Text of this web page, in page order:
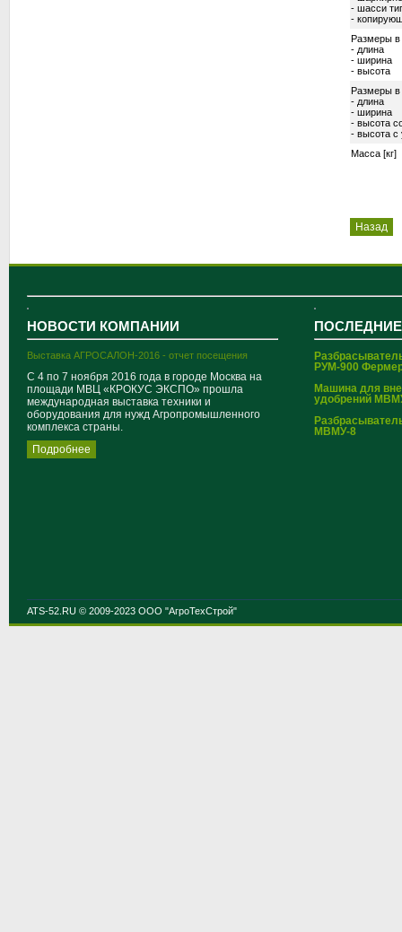
- шасси
-
Размеры в
- длина
- ширина
- высота
Размеры в
- длина
- ширина
- высота
- высота с
Масса [кг]
Назад
НОВОСТИ КОМПАНИИ
Выставка АГРОСАЛОН-2016 - отчет посещения
С 4 по 7 ноября 2016 года в городе Москва на
площади МВЦ «КРОКУС ЭКСПО» прошла
международная выставка техники и
оборудования для нужд Агропромышленного
комплекса страны.
Подробнее
РУМ-900
Машина для
удобрений
МВМУ-8
ATS-52.RU © 2009-2023 ООО "АгроТехСтрой"